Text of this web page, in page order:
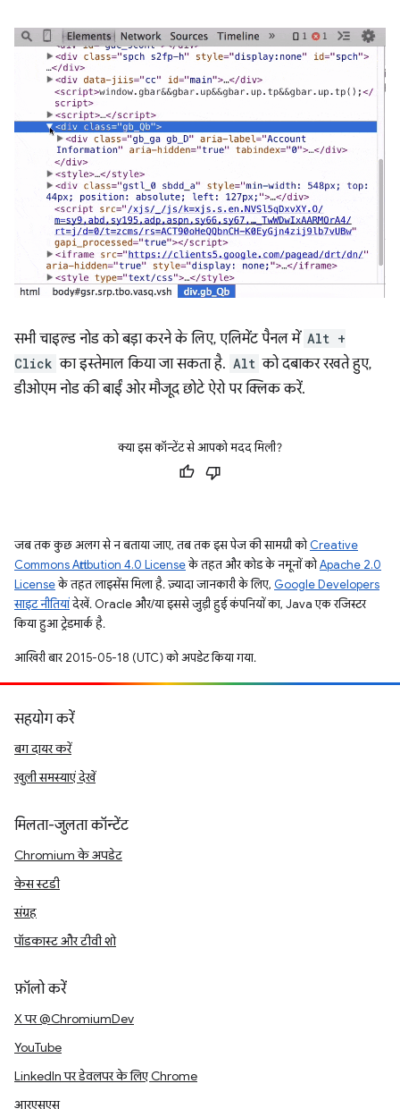
सभी चाइल्ड नोड को बड़ा करने के लिए, एलिमेंट पैनल में Alt +
Click का इस्तेमाल किया जा सकता है. Alt को दबाकर रखते हुए,
डीओएम नोड की बाईं ओर मौजूद छोटे ऐरो पर क्लिक करें.
क्या इस कॉन्टेंट से आपको मदद मिली?
जब तक कुछ अलग से न बताया जाए, तब तक इस पेज की सामग्री कोCreative
Commons Attribution 4.0 Licenseके तहत और कोड के नमूनों कोApache 2.0
Licenseके तहत लाइसेंस मिला है. ज़्यादा जानकारी के लिए, Google Developers
साइट नीतियांदेखें. Oracle और/या इससे जुड़ी हुई कंपनियों का, Java एक रजिस्टर
किया हुआ ट्रेडमार्क है.
आखिरी बार 2015-05-18 (UTC) को अपडेट किया गया.
सहयोग करें
बग दायर करें
खुली समस्याएं देखें
मिलता-जुलता कॉन्टेंट
Chromium के अपडेट
केस स्टडी
संग्रह
पॉडकास्ट और टीवी शो
फ़ॉलो करें
X पर @ChromiumDev
YouTube
LinkedIn पर डेवलपर के लिए Chrome
आरएसएस